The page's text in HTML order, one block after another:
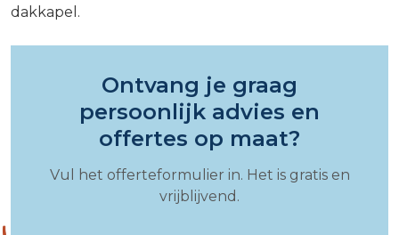
dakkapel.
Ontvang je graag
persoonlijk advies en
offertes op maat?
Vul het offerteformulier in. Het is gratis en
vrijblijvend.